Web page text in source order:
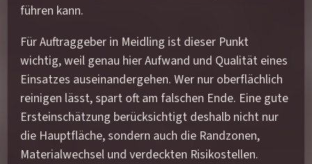
führen kann.
Für Auftraggeber in Meidling ist dieser Punkt
wichtig, weil genau hier Aufwand und Qualität eines
Einsatzes auseinandergehen. Wer nur oberflächlich
reinigen lässt, spart oft am falschen Ende. Eine gute
Ersteinschätzung berücksichtigt deshalb nicht nur
die Hauptfläche, sondern auch die Randzonen,
Materialwechsel und verdeckten Risikostellen.